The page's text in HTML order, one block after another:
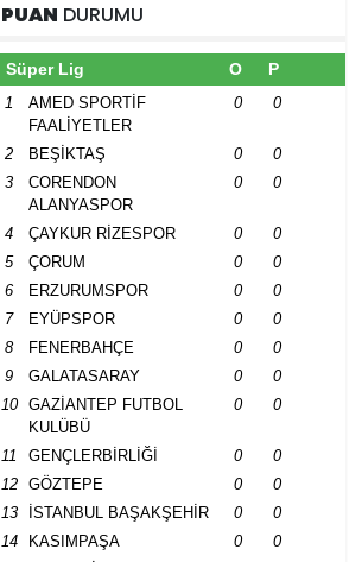
PUAN DURUMU
Süper Lig O P
1
AMED SPORTİF
FAALİYETLER
0 0
2 BEŞİKTAŞ 0
0
3
CORENDON
ALANYASPOR
0 0
4 ÇAYKUR RİZESPOR 0
0
5
ÇORUM 0
0
6
ERZURUMSPOR 0
0
7
EYÜPSPOR 0
0
8
FENERBAHÇE 0
0
9
GALATASARAY 0
0
10
GAZİANTEP FUTBOL
KULÜBÜ
0 0
11 GENÇLERBİRLİĞİ 0
0
12
GÖZTEPE 0
0
13
İSTANBUL BAŞAKŞEHİR 0
0
14
KASIMPAŞA 0
0